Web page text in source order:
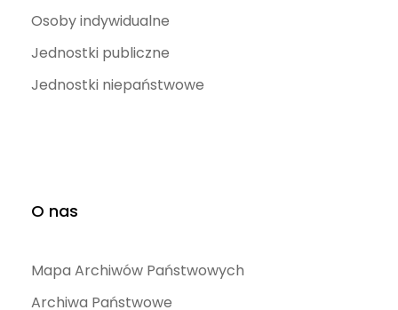
Osoby indywidualne
Jednostki publiczne
Jednostki niepaństwowe
O nas
Mapa Archiwów Państwowych
Archiwa Państwowe